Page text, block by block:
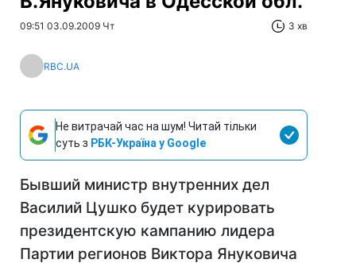
09:51 03.09.2009 Чт 3 хв
RBC.UA
Не витрачай час на шум! Читай тільки
суть з РБК-Україна у Google
Бывший министр внутренних дел
Василий Цушко будет курировать
президентскую кампанию лидера
Партии регионов Виктора Януковича